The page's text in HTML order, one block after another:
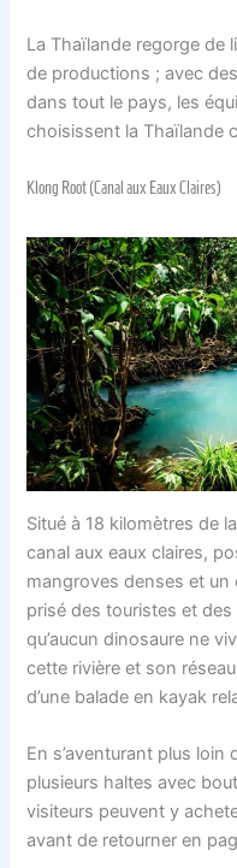
La Thaïlande regorge de
de productions ; avec
dans tout le pays, les
choisissent la Thaïlande
Klong Root (Canal aux Eaux Claires)
Situé à 18 kilomètres de
canal aux eaux claires,
mangroves denses et un
prisé des touristes et
qu’aucun dinosaure ne
cette rivière et son
d’une balade en kayak
En s’aventurant plus loin
plusieurs haltes avec
visiteurs peuvent y
avant de retourner en